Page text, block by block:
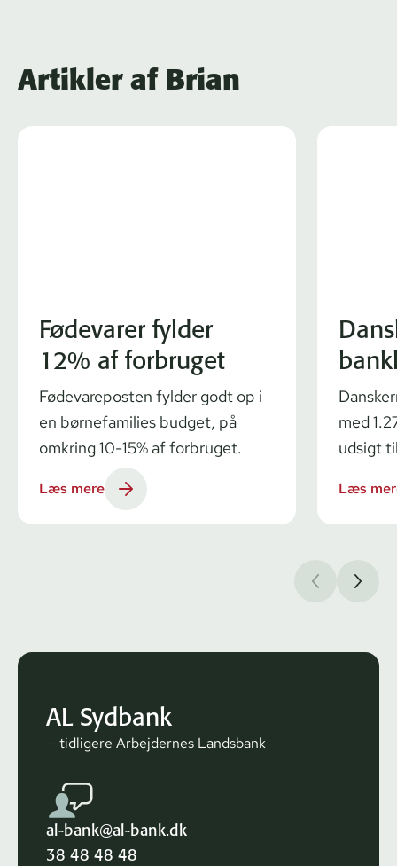
Artikler af Brian
Fødevarer fylder
12% af forbruget
Fødevareposten fylder godt op i
en børnefamilies budget, på
omkring 10-15% af forbruget.
Læs mere
med
udsigt
Læs
AL Sydbank
— tidligere Arbejdernes Landsbank
al-bank@al-bank.dk
38 48 48 48